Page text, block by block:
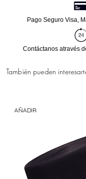
Pago Seguro Visa,
Contáctanos através
También pueden
AÑADIR